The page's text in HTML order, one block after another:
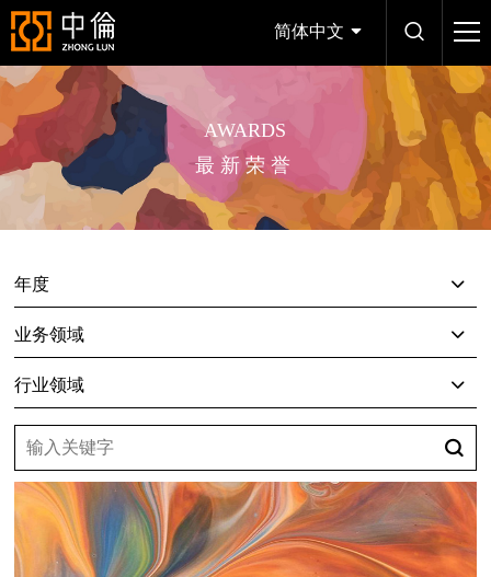
简体中文
AWARDS
最新荣誉
年度
业务领域
行业领域